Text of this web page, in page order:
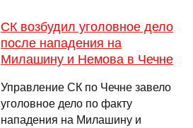
СК возбудил уголовное дело
после нападения на
Милашину и Немова в Чечне
Управление СК по Чечне завело
уголовное дело по факту
нападения на Милашину и